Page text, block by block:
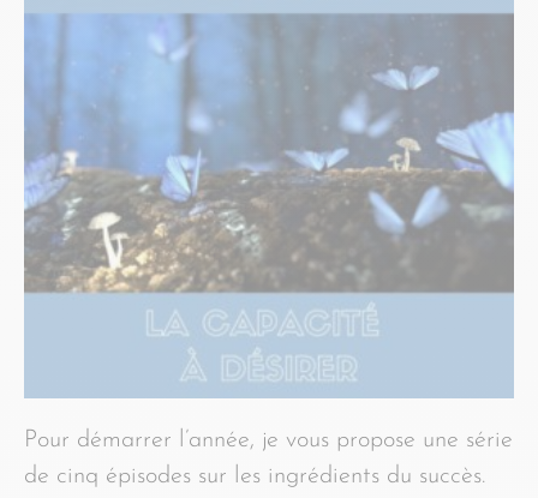
Pour démarrer l’année, je vous propose une série
de cinq épisodes sur les ingrédients du succès.